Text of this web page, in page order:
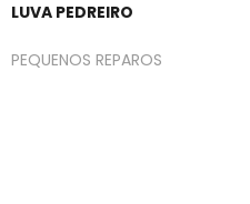
LUVA PEDREIRO
PEQUENOS REPAROS